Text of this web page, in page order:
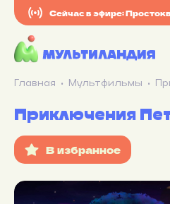
Сейчас в эфире:
Главная Мультфильмы
Приключения